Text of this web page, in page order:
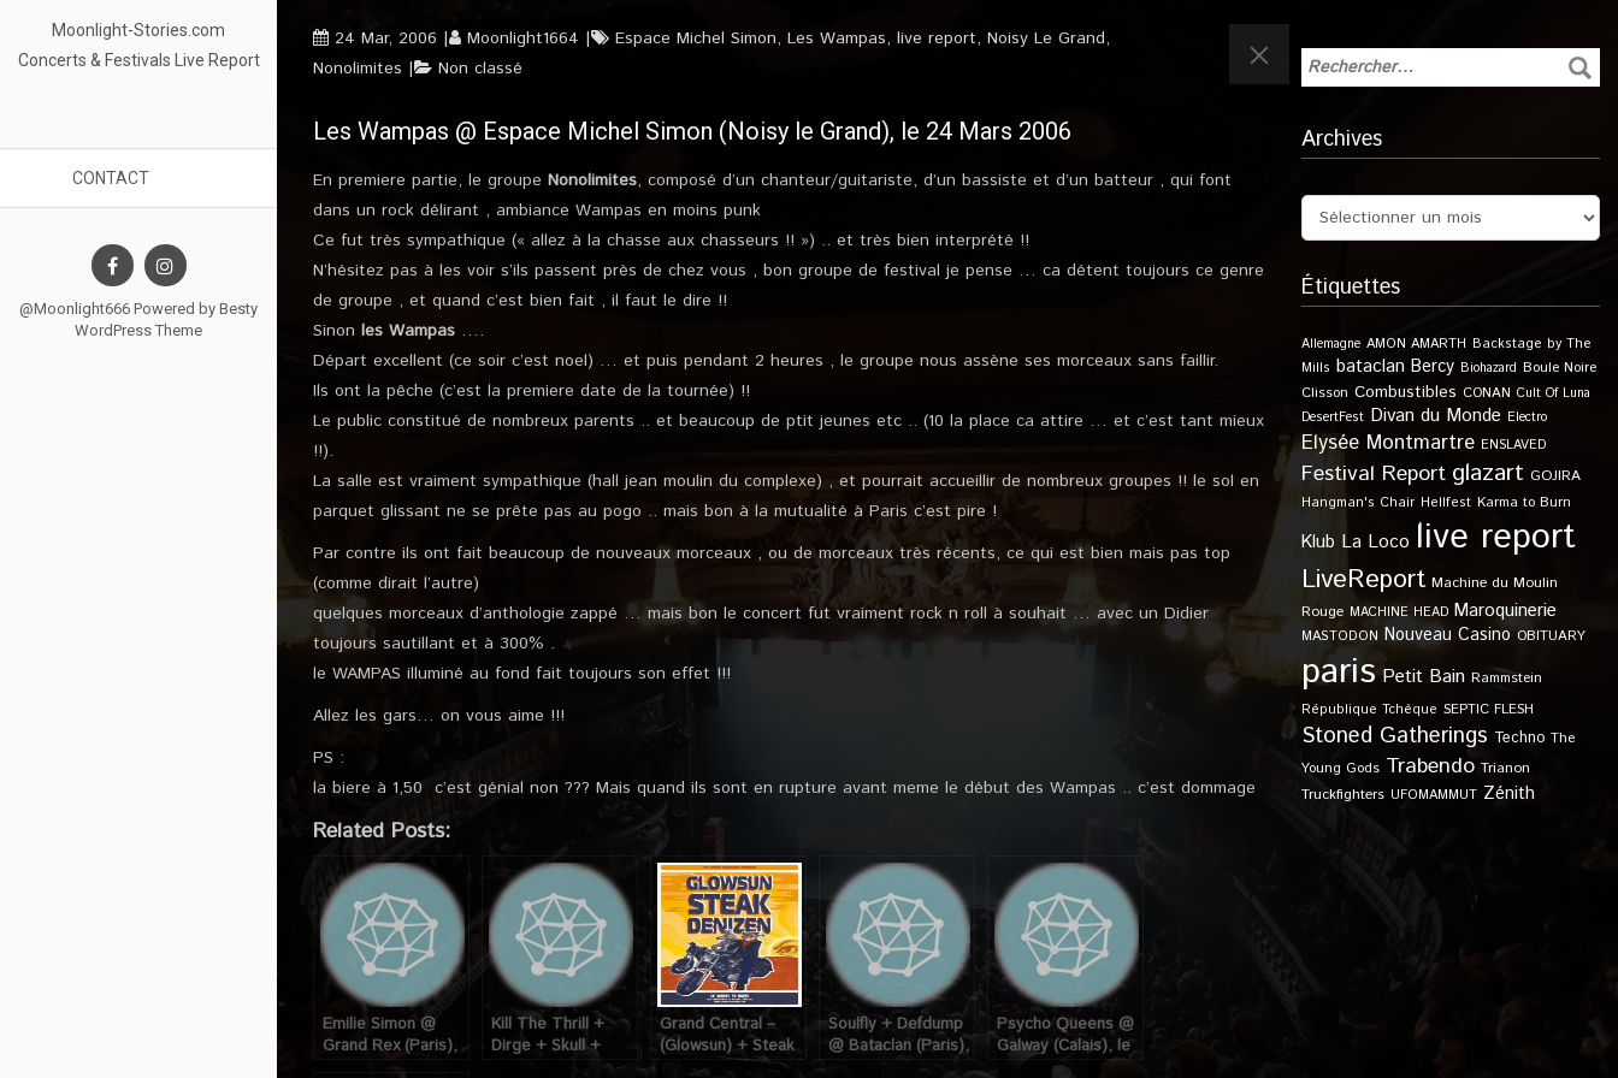
Moonlight-Stories.com
Concerts & Festivals Live Report
CONTACT
@Moonlight666 Powered by Besty
WordPress Theme
24 Mar, 2006 Moonlight1664 Espace Michel Simon, Les Wampas, live report, Noisy Le Grand,
Nonolimites
Non classé
Les Wampas @ Espace Michel Simon (Noisy le Grand), le 24 Mars 2006
En premiere partie, le groupe Nonolimites, composé d’un chanteur/guitariste, d’un bassiste et d’un batteur , qui font
dans un rock délirant , ambiance Wampas en moins punk
Ce fut très sympathique (« allez à la chasse aux chasseurs !! ») .. et très bien interprété !!
N’hésitez pas à les voir s’ils passent près de chez vous , bon groupe de festival je pense … ca détent toujours ce genre
de groupe , et quand c’est bien fait , il faut le dire !!
Sinon les Wampas ….
Départ excellent (ce soir c’est noel) … et puis pendant 2 heures , le groupe nous assène ses morceaux sans faillir.
Ils ont la pêche (c’est la premiere date de la tournée) !!
Le public constitué de nombreux parents .. et beaucoup de ptit jeunes etc .. (10 la place ca attire … et c’est tant mieux
!!).
La salle est vraiment sympathique (hall jean moulin du complexe) , et pourrait accueillir de nombreux groupes !! le sol en
parquet glissant ne se prête pas au pogo .. mais bon à la mutualité à Paris c’est pire !
Par contre ils ont fait beaucoup de nouveaux morceaux , ou de morceaux très récents, ce qui est bien mais pas top
(comme dirait l’autre)
quelques morceaux d’anthologie zappé … mais bon le concert fut vraiment rock n roll à souhait … avec un Didier
toujours sautillant et à 300% .
le WAMPAS illuminé au fond fait toujours son effet !!!
Allez les gars… on vous aime !!!
PS :
la biere à 1,50  c’est génial non ??? Mais quand ils sont en rupture avant meme le début des Wampas .. c’est dommage
Related Posts:
Emilie Simon @
Grand Rex (Paris),
le 19 Janvier 2006
Kill The Thrill +
Dirge + Skull +
Zatokrev @
Grand Central –
(Glowsun) + Steak
+ Denizen @
Soulfly + Defdump
@ Bataclan (Paris),
le 19 Mars 2006
Psycho Queens @
Galway (Calais), le
11 Mars 2006
Archives
Étiquettes
Allemagne AMON AMARTH Backstage by The
Mills bataclan Bercy Biohazard Boule Noire
Clisson Combustibles CONAN Cult Of Luna
DesertFest Divan du Monde Electro
Elysée Montmartre ENSLAVED
Festival Report glazart GOJIRA
Hangman's Chair Hellfest Karma to Burn
Klub La Loco live report
LiveReport Machine du Moulin
Rouge MACHINE HEAD Maroquinerie
MASTODON Nouveau Casino OBITUARY
paris Petit Bain Rammstein
République Tchèque SEPTIC FLESH
Stoned Gatherings Techno The
Young Gods Trabendo Trianon
Truckfighters UFOMAMMUT Zénith